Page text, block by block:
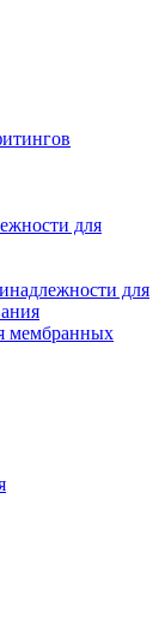
для
для
мембранных